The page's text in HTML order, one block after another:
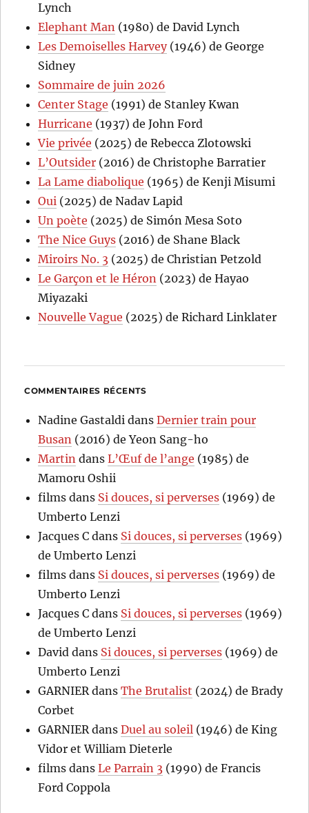
Lynch
Elephant Man (1980) de David Lynch
Les Demoiselles Harvey(1946) de George
Sidney
Sommaire de juin 2026
Center Stage (1991) de Stanley Kwan
Hurricane (1937) de John Ford
Vie privée (2025) de Rebecca Zlotowski
L’Outsider (2016) de Christophe Barratier
La Lame diabolique (1965) de Kenji Misumi
Oui (2025) de Nadav Lapid
Un poète (2025) de Simón Mesa Soto
The Nice Guys (2016) de Shane Black
Miroirs No. 3 (2025) de Christian Petzold
Le Garçon et le Héron (2023) de Hayao
Miyazaki
Nouvelle Vague (2025) de Richard Linklater
COMMENTAIRES RÉCENTS
Nadine Gastaldi dansDernier train pour
Busan (2016) de Yeon Sang-ho
Martin dansL’Œuf de l’ange (1985) de
Mamoru Oshii
films dans Si douces, si perverses (1969) de
Umberto Lenzi
Jacques C dans Si douces, si perverses (1969)
de Umberto Lenzi
films dans Si douces, si perverses (1969) de
Umberto Lenzi
Jacques C dans Si douces, si perverses (1969)
de Umberto Lenzi
David dans Si douces, si perverses (1969) de
Umberto Lenzi
GARNIERdansThe Brutalist (2024) de Brady
Corbet
GARNIERdansDuel au soleil (1946) de King
Vidor et William Dieterle
films dansLe Parrain 3 (1990) de Francis
Ford Coppola